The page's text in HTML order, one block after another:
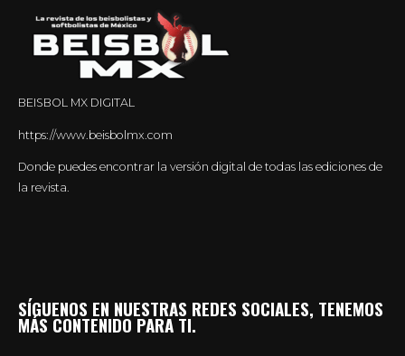
BEISBOL MX DIGITAL
https://www.beisbolmx.com
Donde puedes encontrar la versión digital de todas las ediciones de
la revista.
SÍGUENOS EN NUESTRAS REDES SOCIALES, TENEMOS
MÁS CONTENIDO PARA TI.